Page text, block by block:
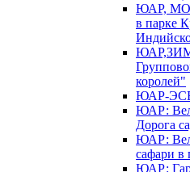
ЮАР,
в парке
королей"
ЮАР-
ЮАР:
Дорога
ЮАР:
сафари в
ЮАР: